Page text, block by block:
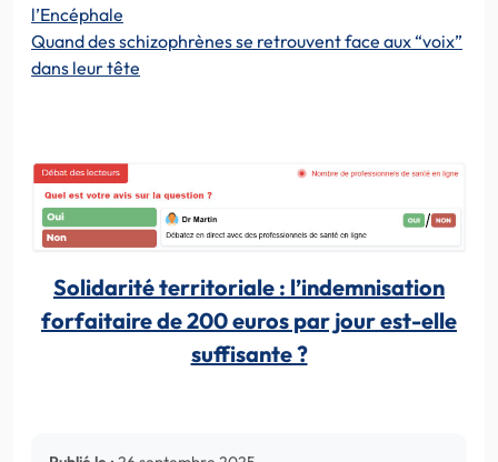
l’Encéphale
Quand des schizophrènes se retrouvent face aux “voix”
dans leur tête
Solidarité territoriale : l’indemnisation
forfaitaire de 200 euros par jour est-elle
suffisante ?